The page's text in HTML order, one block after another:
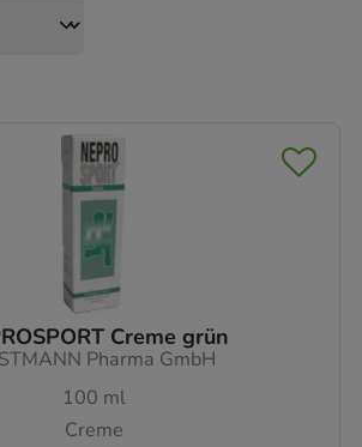
Creme grün
Pharma GmbH
100 ml
Creme